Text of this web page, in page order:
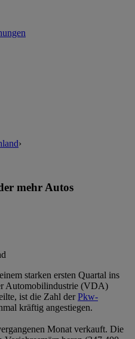
›
mehr Autos
starken ersten Quartal ins
Automobilindustrie (VDA)
ist die Zahl derPkw-
kräftig angestiegen.
Monat verkauft. Die